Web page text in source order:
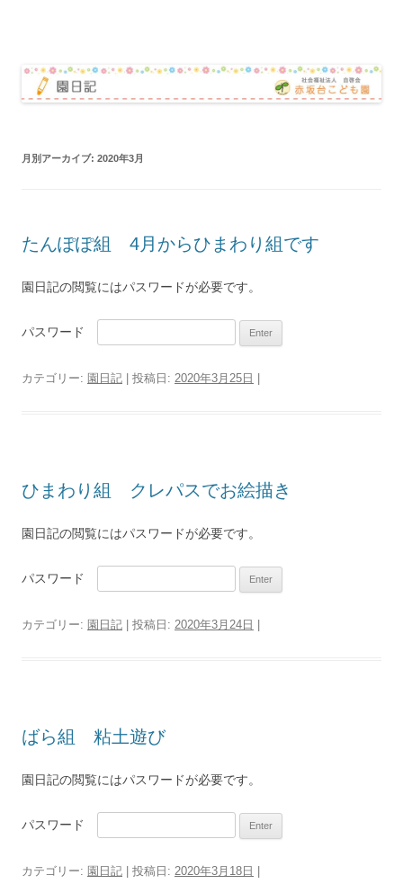
テ
ツ
月別アーカイブ: 2020年3月
たんぽぽ組 4月からひまわり組です
園日記の閲覧にはパスワードが必要です。
パスワード
カテゴリー: 園日記 | 投稿日: 2020年3月25日 |
ひまわり組 クレパスでお絵描き
園日記の閲覧にはパスワードが必要です。
パスワード
カテゴリー: 園日記 | 投稿日: 2020年3月24日 |
ばら組 粘土遊び
園日記の閲覧にはパスワードが必要です。
パスワード
カテゴリー: 園日記 | 投稿日: 2020年3月18日 |